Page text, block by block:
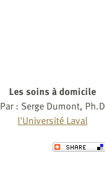
Les soins à domicile
Par : Serge Dumont, Ph.D
l'Université Laval